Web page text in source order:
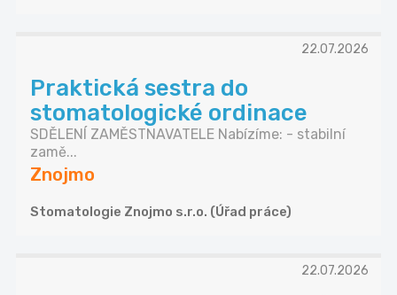
22.07.2026
Praktická sestra do
stomatologické ordinace
SDĚLENÍ ZAMĚSTNAVATELE Nabízíme: - stabilní
zamě...
Znojmo
Stomatologie Znojmo s.r.o. (Úřad práce)
22.07.2026